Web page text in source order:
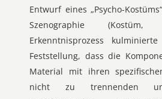
Entwurf eines „Psycho-
Szenographie
Erkenntnisprozess
Feststellung, dass die
Material mit ihren
nicht zu trennenden